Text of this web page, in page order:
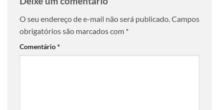
O seu endereço de e-mail não será publicado.Campos
obrigatórios são marcados com *
Comentário*